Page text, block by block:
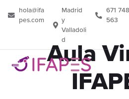
hola@ifa
pes.com
Madrid
y
Valladoli
d
671 748
563
Aula